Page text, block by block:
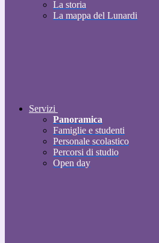
La storia
La mappa del Lunardi
Servizi
Panoramica
Famiglie e studenti
Personale scolastico
Percorsi di studio
Open day